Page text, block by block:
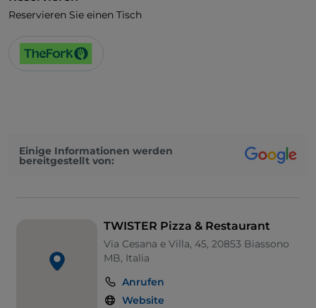
Reservieren Sie einen Tisch
Einige Informationen werden
bereitgestellt von:
TWISTER Pizza & Restaurant
Via Cesana e Villa, 45, 20853 Biassono
MB, Italia
Anrufen
Website